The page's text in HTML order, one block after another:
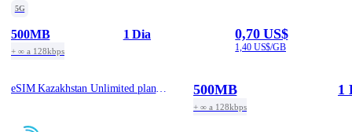
5G
500MB
+ ∞ a 128kbps
1 Dia 0,70 US$
1,40 US$/GB
500MB
+ ∞ a 128kbps
1